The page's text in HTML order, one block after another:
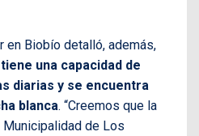
en Biobío detalló, además,
una capacidad de
diarias y se encuentra
blanca. “Creemos que la
Municipalidad de Los